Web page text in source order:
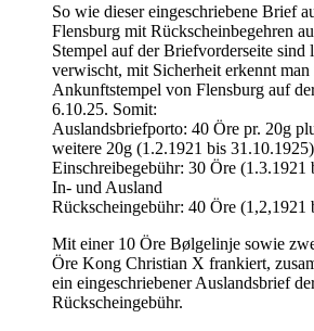
So wie dieser eingeschriebene Brief
Flensburg mit Rückscheinbegehren
Stempel auf der Briefvorderseite sind
verwischt, mit Sicherheit erkennt
Ankunftstempel von Flensburg auf
6.10.25. Somit:
Auslandsbriefporto: 40 Öre pr. 20g
weitere 20g (1.2.1921 bis 31.10.1925)
Einschreibegebühr: 30 Öre
In- und Ausland
Rückscheingebühr: 40 Öre (1,2,1921
Mit einer 10 Öre Bølgelinje sowie
Öre Kong Christian X frankiert,
ein eingeschriebener Auslandsbrief
Rückscheingebühr.